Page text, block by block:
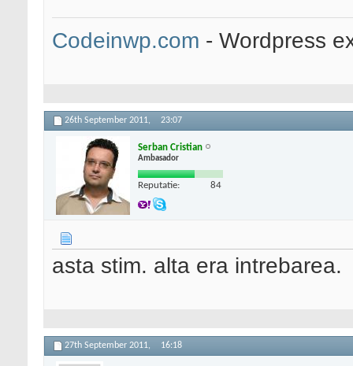
Codeinwp.com - Wordpress
26th September 2011, 23:07
Serban Cristian
Ambasador
Reputatie: 84
asta stim. alta era intrebarea.
27th September 2011, 16:18